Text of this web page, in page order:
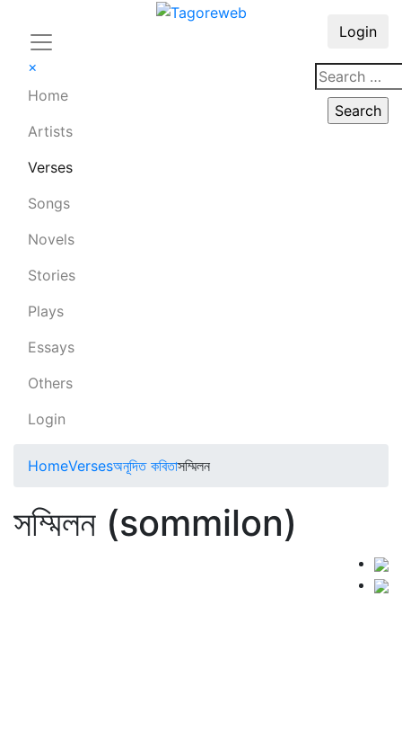
×
Home
Artists
Verses
Songs
Novels
Stories
Plays
Essays
Others
Login
Login
HomeVersesঅনূদিত কবিতাসম্মিলন
সম্মিলন (sommilon)